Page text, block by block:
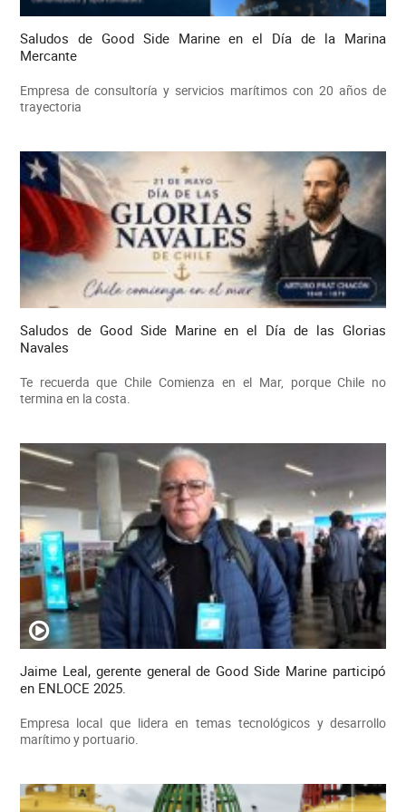
Saludos de Good Side Marine en el Día de la Marina
Mercante
Empresa de consultoría y servicios marítimos con 20 años de
trayectoria
Saludos de Good Side Marine en el Día de las Glorias
Navales
Te recuerda que Chile Comienza en el Mar, porque Chile no
termina en la costa.
Jaime Leal, gerente general de Good Side Marine participó
en ENLOCE 2025.
Empresa local que lidera en temas tecnológicos y desarrollo
marítimo y portuario.